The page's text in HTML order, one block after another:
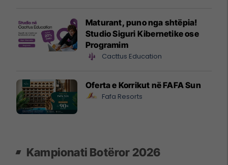
Maturant, puno nga shtëpia!
Studio Siguri Kibernetike ose
Programim
Cacttus Education
Oferta e Korrikut në FAFA Sun
Fafa Resorts
Kampionati Botëror 2026